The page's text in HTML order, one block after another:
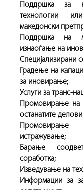
Поддршка за
технологии
македонски
Поддршка на
изнаоѓање на
Специјализирани
Градење на
за иновирање;
Услуги за транс-
Промовирање на
останатите
Промовирање
истражување;
Барање
соработка;
Изведување на
Информации за